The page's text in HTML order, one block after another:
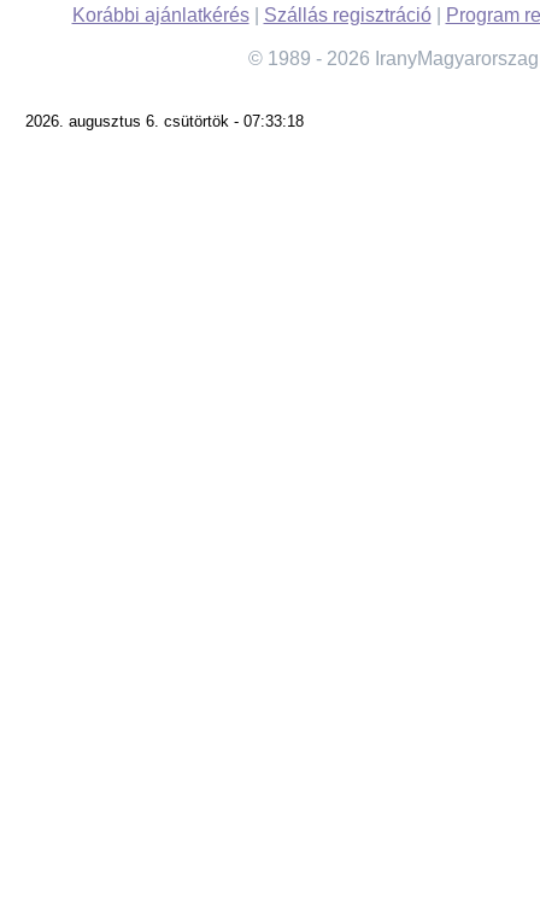
Korábbi ajánlatkérés| Szállás regisztráció| Program
© 1989 - 2026
2026. augusztus 6. csütörtök - 07:33:18